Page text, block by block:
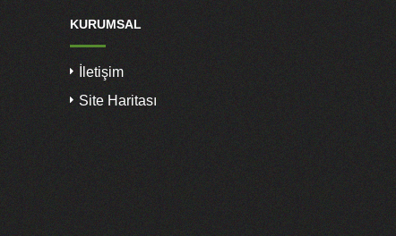
KURUMSAL
İletişim
Site Haritası